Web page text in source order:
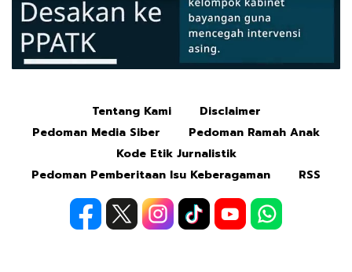
Tentang Kami
Disclaimer
Pedoman Media Siber
Pedoman Ramah Anak
Kode Etik Jurnalistik
Pedoman Pemberitaan Isu Keberagaman
RSS